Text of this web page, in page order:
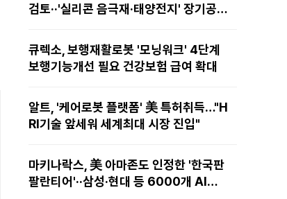
검토··'실리콘 음극재·태양전지' 장기공급
큐렉소, 보행재활로봇 '모닝워크' 4단계
보행기능개선 필요 건강보험 급여 확대
알트, '케어로봇 플랫폼' 美 특허취득…"H
RI기술 앞세워 세계최대 시장 진입"
마키나락스, 美 아마존도 인정한 '한국판
팔란티어'··삼성·현대 등 6000개 AI모